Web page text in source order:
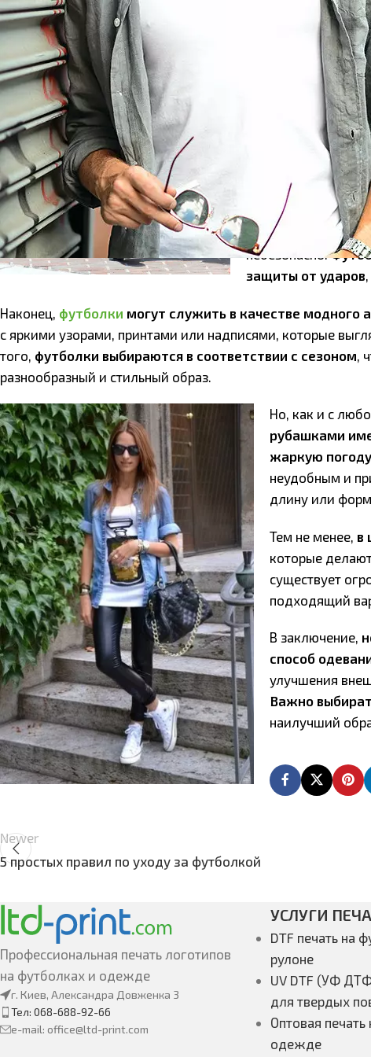
подходящим
качестве
Кроме того,
рубашкой, что
футболки могут
интересным.
одной
рубашками,
таких как работа
тяжелой работе,
небезопасно.
защиты от ударов
Наконец, футболки могут служить в качестве модного
с яркими узорами, принтами или надписями, которые
того, футболки выбираются в соответствии с сезоном ,
разнообразный и стильный образ.
Но, как и с
рубашками
жаркую погоду
неудобным и
длину или
Тем не менее, в
которые
существует
подходящий
В заключение,
способ
улучшения
Важно
наилучший
Newer
5 простых правил по уходу за футболкой
Профессиональная печать логотипов
на футболках и одежде
г. Киев, Александра Довженка 3
Тел: 068-688-92-66
e-mail: office@ltd-print.com
УСЛУГИ
DTF печать на
рулоне
UV DTF (УФ
для твердых
Оптовая
одежде